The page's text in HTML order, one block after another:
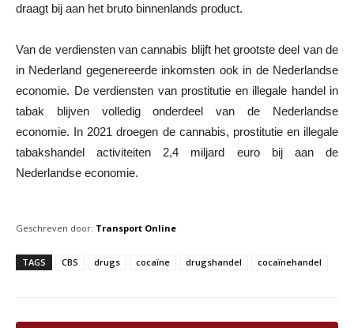
draagt bij aan het bruto binnenlands product.
Van de verdiensten van cannabis blijft het grootste deel van de
in Nederland gegenereerde inkomsten ook in de Nederlandse
economie. De verdiensten van prostitutie en illegale handel in
tabak blijven volledig onderdeel van de Nederlandse
economie. In 2021 droegen de cannabis, prostitutie en illegale
tabakshandel activiteiten 2,4 miljard euro bij aan de
Nederlandse economie.
Geschreven door: Transport Online
TAGS CBS drugs cocaïne drugshandel cocaïnehandel